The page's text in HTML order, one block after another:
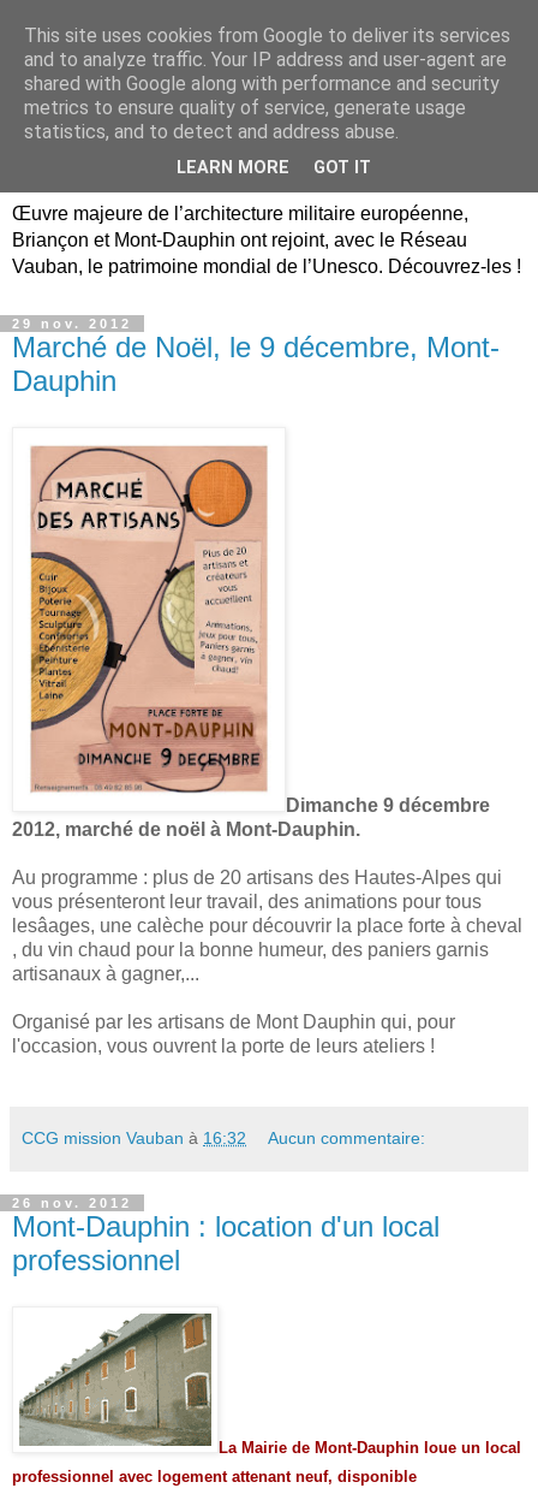
Briançon, Mont-Dauphin,
Vauban Unesco Hautes-
Œuvre majeure de l’architecture militaire européenne,
Briançon et Mont-Dauphin ont rejoint, avec le Réseau
Vauban, le patrimoine mondial de l’Unesco. Découvrez-les !
29 nov. 2012
Marché de Noël, le 9 décembre, Mont-
Dauphin
Dimanche 9 décembre
2012, marché de noël à Mont-Dauphin.
Au programme : plus de 20 artisans des Hautes-Alpes qui
vous présenteront leur travail, des animations pour tous
lesâages, une calèche pour découvrir la place forte à cheval
, du vin chaud pour la bonne humeur, des paniers garnis
artisanaux à gagner,...
Organisé par les artisans de Mont Dauphin qui, pour
l'occasion, vous ouvrent la porte de leurs ateliers !
CCG mission Vauban à 16:32 Aucun commentaire:
26 nov. 2012
Mont-Dauphin : location d'un local
professionnel
La Mairie de Mont-Dauphin loue un local
professionnel avec logement attenant neuf, disponible
This site uses cookies from Google to deliver its services
and to analyze traffic. Your IP address and user-agent are
shared with Google along with performance and security
metrics to ensure quality of service, generate usage
statistics, and to detect and address abuse.
LEARN MORE GOT IT